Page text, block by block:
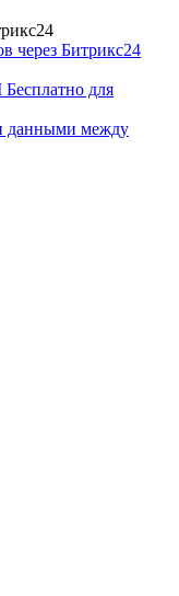
через Битрикс24
Бесплатно для
данными между